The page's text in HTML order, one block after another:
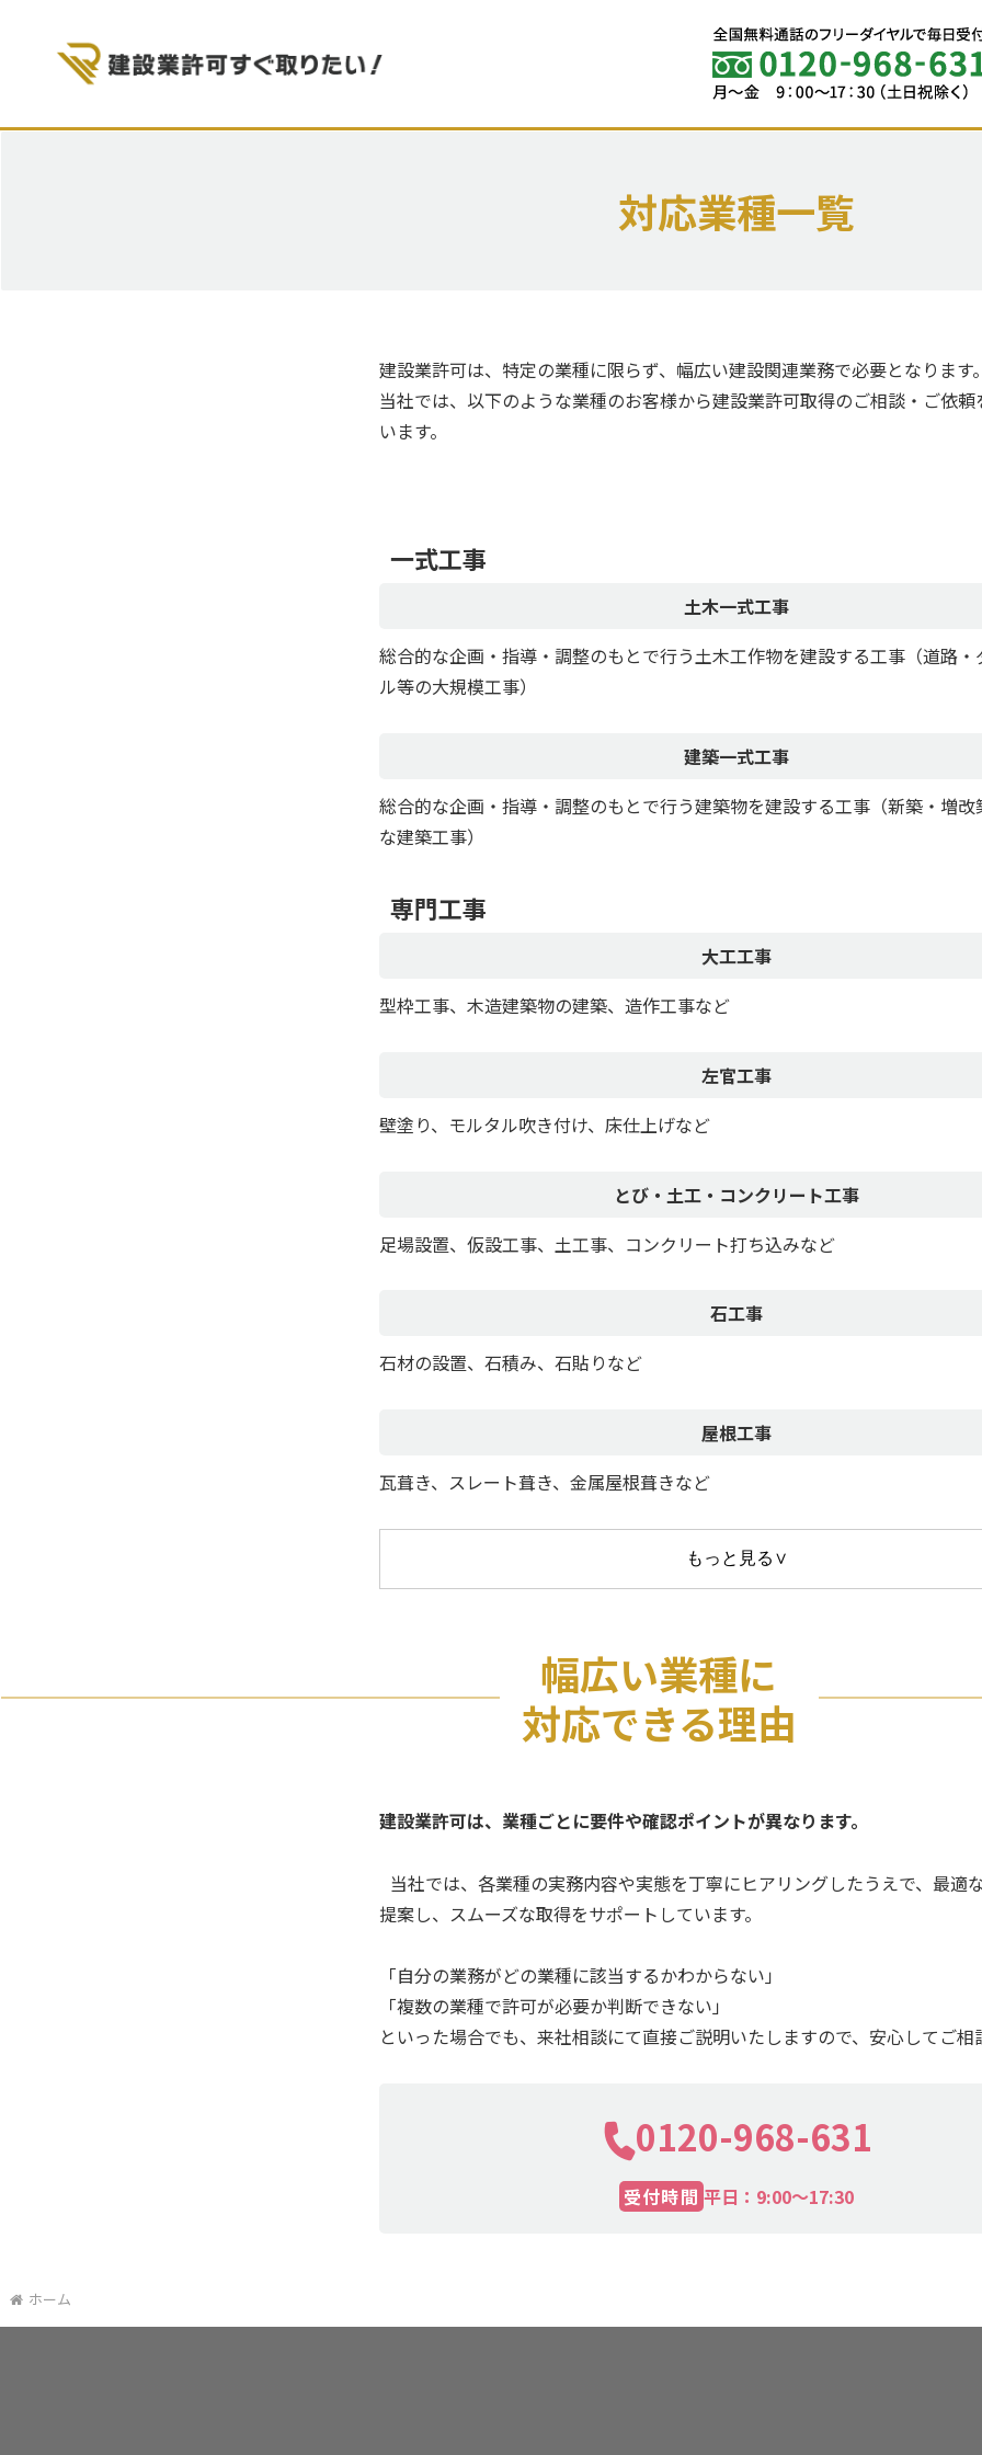
対応業種一覧
建設業許可は、特定の業種に限らず、幅広い建設関連業務で必要となります。
当社では、以下のような業種のお客様から建設業許可取得のご相談・ご依頼
います。
一式工事
土木一式工事
総合的な企画・指導・調整のもとで行う土木工作物を建設する工事（道路・
ル等の大規模工事）
建築一式工事
総合的な企画・指導・調整のもとで行う建築物を建設する工事（新築・増改
な建築工事）
専門工事
大工工事
型枠工事、木造建築物の建築、造作工事など
左官工事
壁塗り、モルタル吹き付け、床仕上げなど
とび・土工・コンクリート工事
足場設置、仮設工事、土工事、コンクリート打ち込みなど
石工事
石材の設置、石積み、石貼りなど
屋根工事
瓦葺き、スレート葺き、金属屋根葺きなど
もっと見る ∨
幅広い業種に
対応できる理由
建設業許可は、業種ごとに要件や確認ポイントが異なります。
当社では、各業種の実務内容や実態を丁寧にヒアリングしたうえで、最適
提案し、スムーズな取得をサポートしています。
「自分の業務がどの業種に該当するかわからない」
「複数の業種で許可が必要か判断できない」
といった場合でも、来社相談にて直接ご説明いたしますので、安心してご相
0120-968-631
受付時間 平日：9:00〜17:30
ホーム